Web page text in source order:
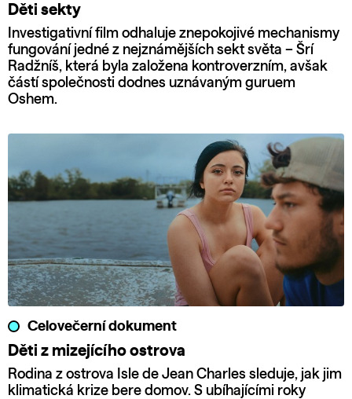
Děti sekty
Investigativní film odhaluje znepokojivé mechanismy
fungování jedné z nejznámějších sekt světa – Šrí
Radžníš, která byla založena kontroverzním, avšak
částí společnosti dodnes uznávaným guruem
Oshem.
Celovečerní dokument
Děti z mizejícího ostrova
Rodina z ostrova Isle de Jean Charles sleduje, jak jim
klimatická krize bere domov. S ubíhajícími roky